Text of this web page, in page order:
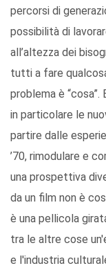
percorsi di
possibilità di
all’altezza dei
tutti a fare
problema è
in particolare le
partire dalle
’70, rimodulare e
una prospettiva
da un film non è
è una pellicola
tra le altre cose
e l'industria